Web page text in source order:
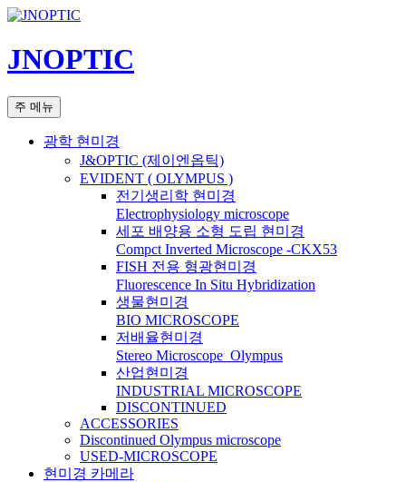
컨
츠
로
너
JNOPTIC
검
색
주 메뉴
광학 현미경
J&OPTIC (제이엔옵틱)
EVIDENT ( OLYMPUS )
전기생리학 현미경
Electrophysiology microscope
세포 배양용 소형 도립 현미경
Compct Inverted Microscope -CKX53
FISH 전용 형광현미경
Fluorescence In Situ Hybridization
생물현미경
BIO MICROSCOPE
저배율현미경
Stereo Microscope_Olympus
산업현미경
INDUSTRIAL MICROSCOPE
DISCONTINUED
ACCESSORIES
Discontinued Olympus microscope
USED-MICROSCOPE
현미경 카메라